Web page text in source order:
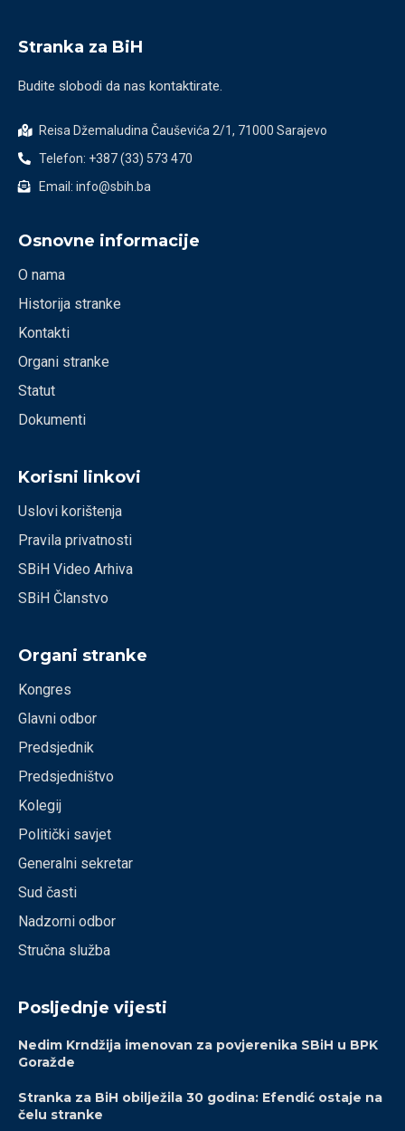
Stranka za BiH
Budite slobodi da nas kontaktirate.
Reisa Džemaludina Čauševića 2/1, 71000 Sarajevo
Telefon: +387 (33) 573 470
Email: info@sbih.ba
Osnovne informacije
O nama
Historija stranke
Kontakti
Organi stranke
Statut
Dokumenti
Korisni linkovi
Uslovi korištenja
Pravila privatnosti
SBiH Video Arhiva
SBiH Članstvo
Organi stranke
Kongres
Glavni odbor
Predsjednik
Predsjedništvo
Kolegij
Politički savjet
Generalni sekretar
Sud časti
Nadzorni odbor
Stručna služba
Posljednje vijesti
Nedim Krndžija imenovan za povjerenika SBiH u BPK
Goražde
Stranka za BiH obilježila 30 godina: Efendić ostaje na
čelu stranke